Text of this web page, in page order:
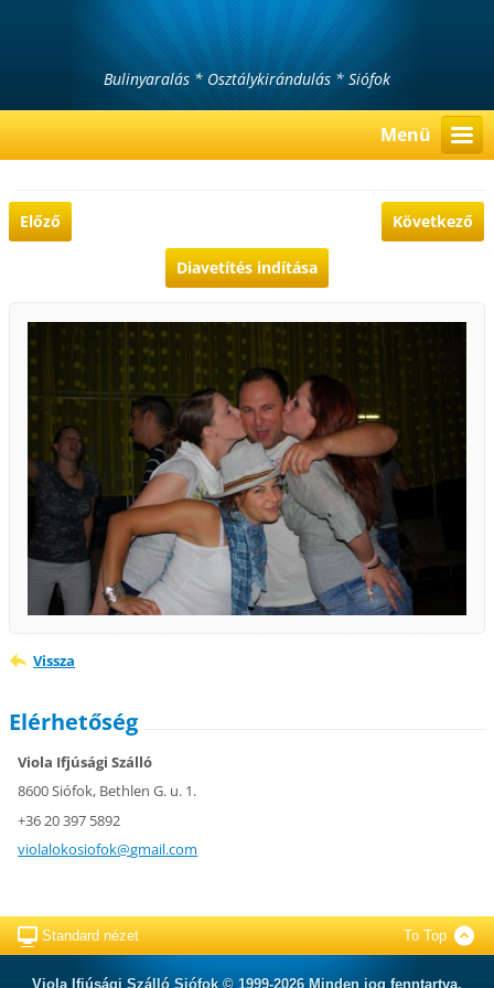
Bulinyaralás * Osztálykirándulás * Siófok
Menü
Előző Következő
Diavetítés indítása
Vissza
Elérhetőség
Viola Ifjúsági Szálló
8600 Siófok, Bethlen G. u. 1.
+36 20 397 5892
violalokosiofok@gmail.com
Standard nézet To Top
Viola Ifjúsági Szálló Siófok © 1999-2026 Minden jog fenntartva.